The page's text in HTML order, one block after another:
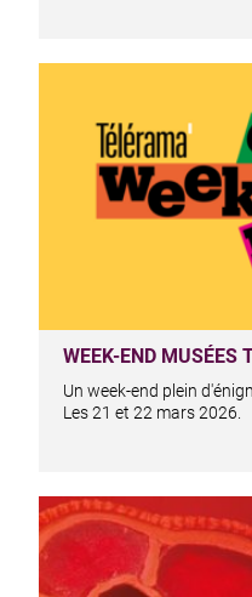
WEEK-END MUSÉES
Un week-end plein
Les 21 et 22 mars 2026.